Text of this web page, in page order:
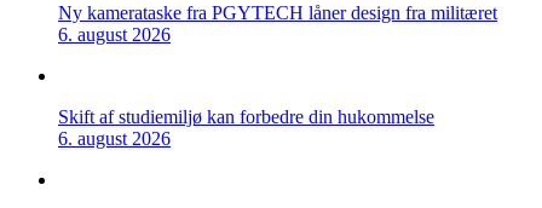
Ny kamerataske fra PGYTECH låner design fra militæret
6. august 2026
Skift af studiemiljø kan forbedre din hukommelse
6. august 2026